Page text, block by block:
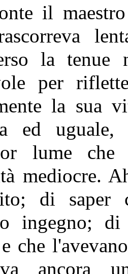
il
la tenue
per
la sua
ed uguale,
lume
mediocre.
di saper
ingegno; di
che
ancora